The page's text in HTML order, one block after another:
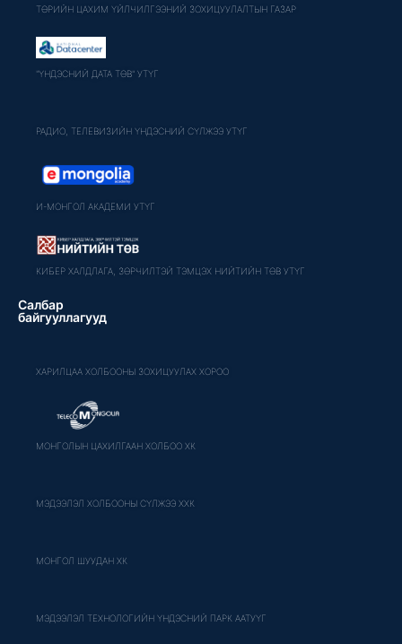
ТӨРИЙН ЦАХИМ ҮЙЛЧИЛГЭЭНИЙ ЗОХИЦУУЛАЛТЫН ГАЗАР
"ҮНДЭСНИЙ ДАТА ТӨВ" УТҮГ
РАДИО, ТЕЛЕВИЗИЙН ҮНДЭСНИЙ СҮЛЖЭЭ УТҮГ
И-МОНГОЛ АКАДЕМИ УТҮГ
КИБЕР ХАЛДЛАГА, ЗӨРЧИЛТЭЙ ТЭМЦЭХ НИЙТИЙН ТӨВ УТҮГ
Салбар
байгууллагууд
ХАРИЛЦАА ХОЛБООНЫ ЗОХИЦУУЛАХ ХОРОО
МОНГОЛЫН ЦАХИЛГААН ХОЛБОО ХК
МЭДЭЭЛЭЛ ХОЛБООНЫ СҮЛЖЭЭ ХХК
МОНГОЛ ШУУДАН ХК
МЭДЭЭЛЭЛ ТЕХНОЛОГИЙН ҮНДЭСНИЙ ПАРК ААТУҮГ